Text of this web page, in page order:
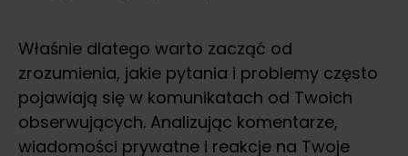
Właśnie dlatego warto zacząć od
zrozumienia, jakie pytania i problemy często
pojawiają się w komunikatach od Twoich
obserwujących. Analizując komentarze,
wiadomości prywatne i reakcje na Twoje